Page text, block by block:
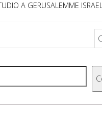
A GERUSALEMME